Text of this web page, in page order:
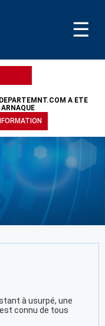
☰
A ÉTÉ
à usurpé, une
connu de tous